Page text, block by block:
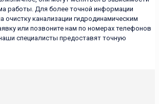
работы. Для более точной информации
очистку канализации гидродинамическим
или позвоните нам по номерах телефонов
специалисты предоставят точную